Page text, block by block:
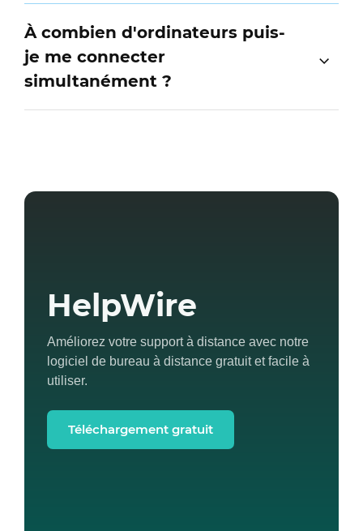
À combien d'ordinateurs puis-
je me connecter
simultanément ?
HelpWire
Améliorez votre support à distance avec notre
logiciel de bureau à distance gratuit et facile à
utiliser.
Téléchargement gratuit